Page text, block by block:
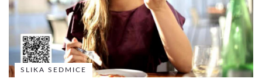
SLIKA SEDMICE